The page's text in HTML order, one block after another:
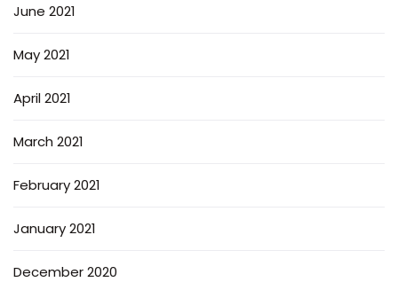
June 2021
May 2021
April 2021
March 2021
February 2021
January 2021
December 2020